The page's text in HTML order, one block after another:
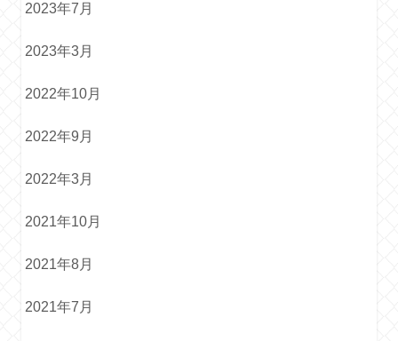
2023年7月
2023年3月
2022年10月
2022年9月
2022年3月
2021年10月
2021年8月
2021年7月